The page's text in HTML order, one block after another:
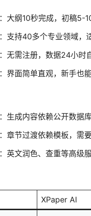
：大纲10秒完成，初稿5-
：支持40多个专业领域，
：无需注册，数据24小时
：界面简单直观，新手也
：生成内容依赖公开数据
：章节过渡依赖模板，需
：英文润色、查重等高级
XPaper AI